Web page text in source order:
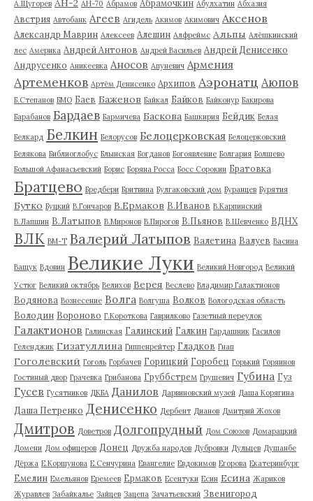
А.Щугорев АН-2 АН-70 Абрамов Абрамочкин Абулхатин Абхазия
Австрия Автобанк Агеев Агидель Акимов Акимович Аксенов
Александр Маврин Алексеев Алешин Алфреймс Альпы Алёшкинский
лес Америка Андрей Антонов Андрей Васильев Андрей Денисенко
Андрусенко Аникеевка Аносов Апуневич Армения
Артеменков Артём Денисенко Архипов Аэронатц Аюпов
Б.Степанов БМО Баев Баженов Байкал Байков Байконур Бакирова
Барабанов Бардаев Бармичева Баскова Башкирия Бейдик Белая
Белкард Белкин Белорусов Белоцерковская Белоцерковский
Белякова Библиоглобус Блынская Богданов Богоявление Болгария Болшево
Большой Афанасьевский Борис Боряна Росса Босс Сорокин Братовка
Братцево Бредбери Бритвина Булгаковский дом Буранцев Бурятия
Бутко Буцкий В.Гончаров В.Ермаков В.Иванов В.Карпинский
В.Лапшин В.Латыпов В.Миронов В.Пирогов В.Пьянов В.Шевченко ВДНХ
ВЛК ВМ-Т Валерий Латыпов Валетина Валуев Васина
Ващук Вдовин Великие Луки Великий Новгород Великий
Устюг Великий октябрь Велихов Верея Веслево Владимир Галактионов
Водянова Вознесение Волга Волгуша Волков Вологодская область
Володин Вороново Г.Короткова Гаврилково Газетный переулок
Галактионов Галинская Галинский Галкин Гардашник Гасилов
Геленджик Гизатуллина Гиппенрейтер Гладков Гнап
Гоголевский Гоголь Горбачев Горицкий Горобец Горький Горяинов
Гостиный двор Грачевка Грибанова Груббстрем Грушевич Губина Гуз
Гусев Гусятников ДКБА Данилов Дарвиновский музей Даша Корягина
Даша Петренко Денисенко Дербент Дианов Дмитрий Жохов
Дмитров Доветров Долгопрудный Дом Союзов Домарацкий
Домени Дом офицеров Донец Дружба народов Дубровки Дульцев Душанбе
Дёржа Е.Коршунова Е.Сенчурина Евангелие Евдокимов Егорова Екатеринбург
Емелин Емельянов Еремеев Ермаков Есентуки Есин Есина Жариков
Журавлев Забайкалье Зайцев Зацепа Зачатьевский Звенигород